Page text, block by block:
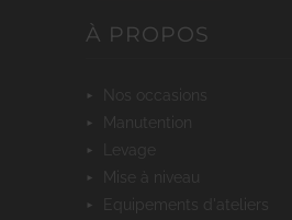
À PROPOS
nos occasions
manutention
mise à niveau
equipements d'ateliers